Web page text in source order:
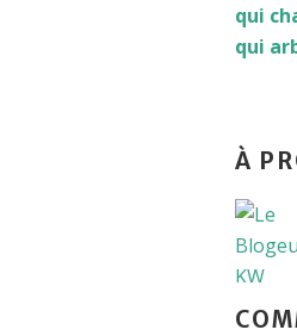
qui
qui
À